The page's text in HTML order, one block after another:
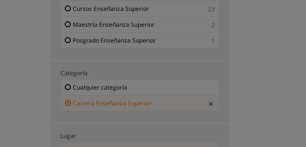
Cursos Enseñanza Superior
23
Maestría Enseñanza Superior
2
Posgrado Enseñanza Superior
1
Categoría
Cualquier categoría
Carrera Enseñanza Superior
Lugar